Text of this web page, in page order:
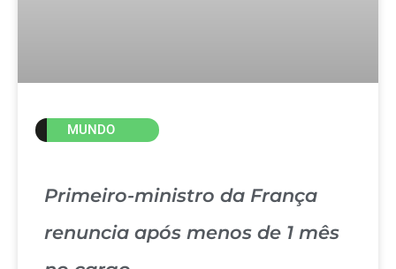
MUNDO
Primeiro-ministro da França
renuncia após menos de 1 mês